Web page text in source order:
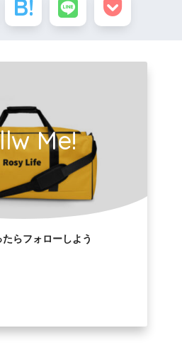
Me!
らフォローしよう